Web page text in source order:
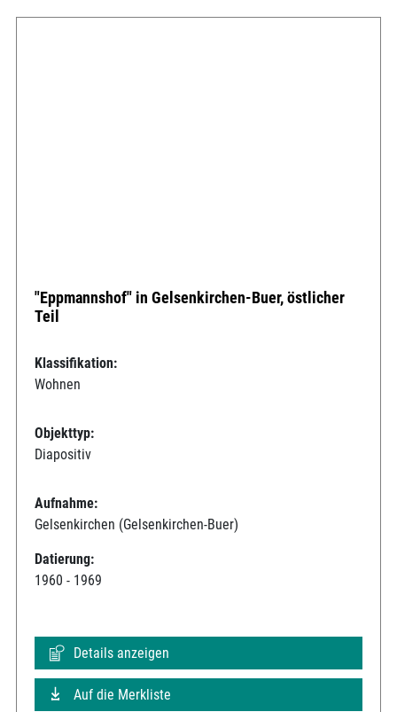
"Eppmannshof" in Gelsenkirchen-Buer, östlicher
Teil
Klassifikation:
Wohnen
Objekttyp:
Diapositiv
Aufnahme:
Gelsenkirchen (Gelsenkirchen-Buer)
Datierung:
1960 - 1969
Details anzeigen
Auf die Merkliste